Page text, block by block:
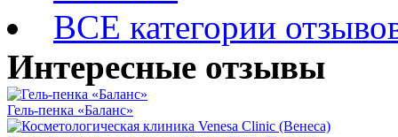
ВСЕ категории
Интересные отзывы
Гель-пенка «Баланс»